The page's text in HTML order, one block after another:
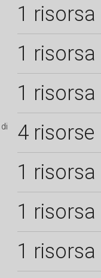
1 risorsa
1 risorsa
1 risorsa
di 4 risorse
1 risorsa
1 risorsa
1 risorsa